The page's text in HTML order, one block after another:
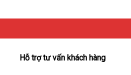
Hỗ trợ tư vấn khách hàng